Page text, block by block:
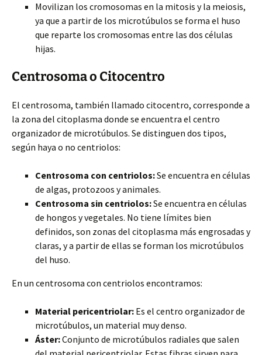
Movilizan los cromosomas en la mitosis y la meiosis,
ya que a partir de los microtúbulos se forma el huso
que reparte los cromosomas entre las dos células
hijas.
Centrosoma o Citocentro
El centrosoma, también llamado citocentro, corresponde a
la zona del citoplasma donde se encuentra el centro
organizador de microtúbulos. Se distinguen dos tipos,
según haya o no centriolos:
Centrosoma con centriolos:Se encuentra en células
de algas, protozoos y animales.
Centrosoma sin centriolos:Se encuentra en células
de hongos y vegetales. No tiene límites bien
definidos, son zonas del citoplasma más engrosadas y
claras, y a partir de ellas se forman los microtúbulos
del huso.
En un centrosoma con centriolos encontramos:
Material pericentriolar: Es el centro organizador de
microtúbulos, un material muy denso.
Áster:Conjunto de microtúbulos radiales que salen